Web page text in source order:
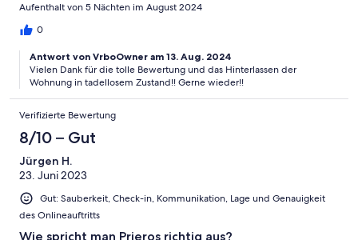
Aufenthalt von 5 Nächten im August 2024
0
Antwort von VrboOwner am 13. Aug. 2024
Vielen Dank für die tolle Bewertung und das Hinterlassen der
Wohnung in tadellosem Zustand!! Gerne wieder!!
Verifizierte Bewertung
8/10 – Gut
Jürgen H.
23. Juni 2023
Gut: Sauberkeit, Check-in, Kommunikation, Lage und Genauigkeit
des Onlineauftritts
Wie spricht man Prieros richtig aus?